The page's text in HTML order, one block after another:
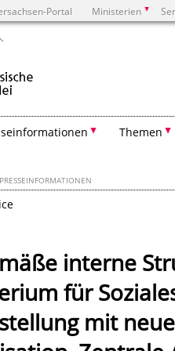
Portal Ministerien
Themen
PRESSEINFORMATIONEN
interne
für
mit